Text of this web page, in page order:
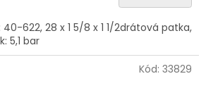
622, 28 x 1 5/8 x 1 1/2drátová patka,
5,1 bar
Kód: 33829